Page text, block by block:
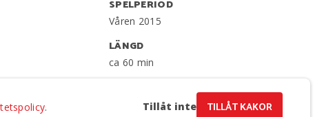
SPELPERIOD
Våren 2015
LÄNGD
ca 60 min
Bredd 9 m, djup 8 m, höjd 5 m
. Tillåt inte TILLÅT KAKOR